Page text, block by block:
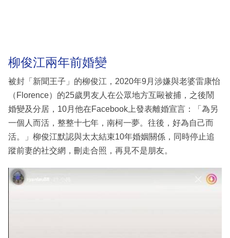
柳俊江兩年前婚變
被封「新聞王子」的柳俊江，2020年9月涉嫌與老婆雷康怡
（Florence）的25歲男友人在公眾地方互毆被捕，之後鬧
婚變及分居，10月他在Facebook上發表離婚宣言：「為另
一個人而活，整整十七年，南柯一夢。往後，好為自己而
活。」柳俊江默認與太太結束10年婚姻關係，同時停止追
蹤前妻的社交網，刪走合照，再見不是朋友。